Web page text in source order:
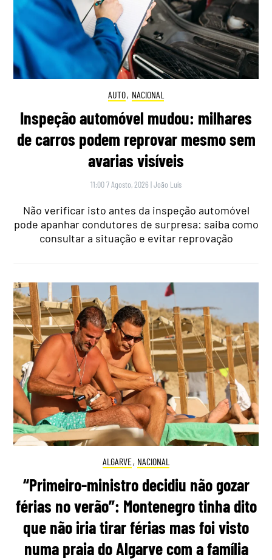
AUTO, NACIONAL
Inspeção automóvel mudou: milhares
de carros podem reprovar mesmo sem
avarias visíveis
11:00 7 Agosto, 2026 |João Luís
Não verificar isto antes da inspeção automóvel
pode apanhar condutores de surpresa: saiba como
consultar a situação e evitar reprovação
ALGARVE, NACIONAL
“Primeiro-ministro decidiu não gozar
férias no verão”: Montenegro tinha dito
que não iria tirar férias mas foi visto
numa praia do Algarve com a família